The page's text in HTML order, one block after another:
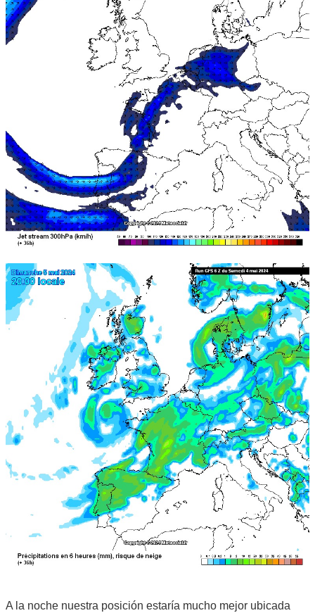
A la noche nuestra posición estaría mucho mejor ubicada